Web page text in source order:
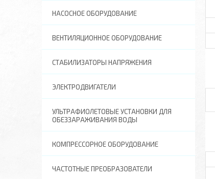
НАСОСНОЕ ОБОРУДОВАНИЕ
ВЕНТИЛЯЦИОННОЕ ОБОРУДОВАНИЕ
СТАБИЛИЗАТОРЫ НАПРЯЖЕНИЯ
ЭЛЕКТРОДВИГАТЕЛИ
УЛЬТРАФИОЛЕТОВЫЕ УСТАНОВКИ ДЛЯ
ОБЕЗЗАРАЖИВАНИЯ ВОДЫ
КОМПРЕССОРНОЕ ОБОРУДОВАНИЕ
ЧАСТОТНЫЕ ПРЕОБРАЗОВАТЕЛИ